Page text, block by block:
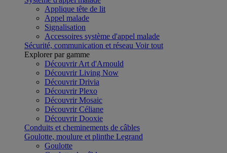
Applique tête de lit
Appel malade
Signalisation
Accessoires système d'appel malade
Sécurité, communication et réseau Voir tout
Explorer par gamme
Découvrir Art d'Arnould
Découvrir Living Now
Découvrir Drivia
Découvrir Plexo
Découvrir Mosaic
Découvrir Céliane
Découvrir Dooxie
Conduits et cheminements de câbles
Goulotte, moulure et plinthe Legrand
Goulotte